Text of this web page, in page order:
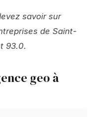
savoir sur
de Saint-
93.0.
geo à